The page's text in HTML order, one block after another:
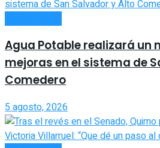
Agua Potable realizará un
mejoras en el sistema de
Comedero
5 agosto, 2026